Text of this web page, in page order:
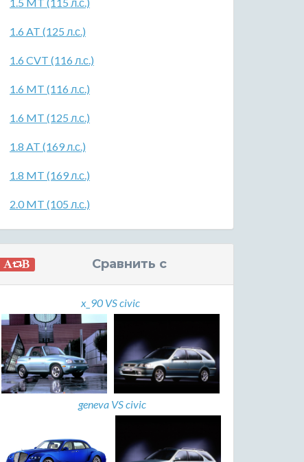
1.6 AT (125 л.с.)
1.6 CVT (116 л.с.)
1.6 MT (116 л.с.)
1.6 MT (125 л.с.)
1.8 AT (169 л.с.)
1.8 MT (169 л.с.)
2.0 MT (105 л.с.)
Сравнить с
x_90 VS civic
geneva VS civic